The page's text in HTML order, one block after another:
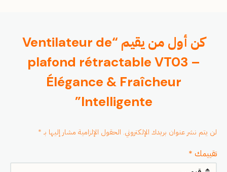
كن أول من يقيم “Ventilateur de
plafond rétractable VT03 –
Élégance & Fraîcheur
Intelligente”
لن يتم نشر عنوان بريدك الإلكتروني. الحقول الإلزامية مشار إليها بـ *
تقييمك *